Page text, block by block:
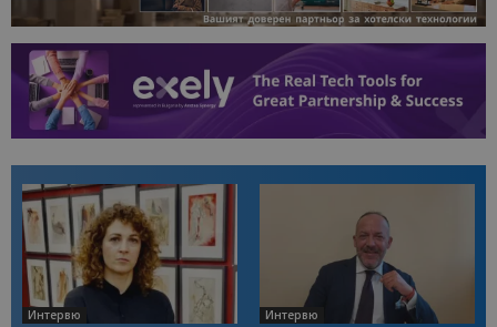
Интервю Интервю